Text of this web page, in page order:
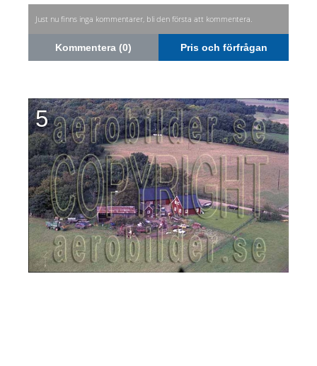
Just nu finns inga kommentarer, bli den första att kommentera.
Kommentera (0) Pris och förfrågan
5